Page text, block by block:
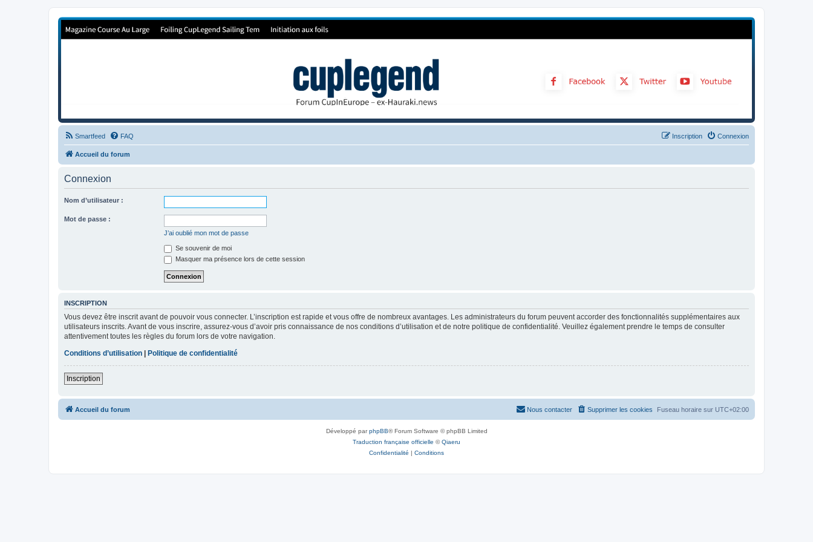
Forum de Cup In Europe
Smartfeed FAQ Connexion
Inscription
Accueil du forum
Connexion
Nom d’utilisateur :
Mot de passe :
J’ai oublié mon mot de passe
Se souvenir de moi
Masquer ma présence lors de cette session
INSCRIPTION
Vous devez être inscrit avant de pouvoir vous connecter. L’inscription est rapide et vous offre de nombreux avantages. Les administrateurs du forum peuvent accorder des fonctionnalités supplémentaires aux
utilisateurs inscrits. Avant de vous inscrire, assurez-vous d’avoir pris connaissance de nos conditions d’utilisation et de notre politique de confidentialité. Veuillez également prendre le temps de consulter
attentivement toutes les règles du forum lors de votre navigation.
Conditions d’utilisation
Politique de confidentialité
Inscription
Accueil du forum Fuseau horaire sur UTC+02:00
Supprimer les cookies
Nous contacter
Développé parphpBB® Forum Software © phpBB Limited
Traduction française officielle ©Qiaeru
Confidentialité | Conditions